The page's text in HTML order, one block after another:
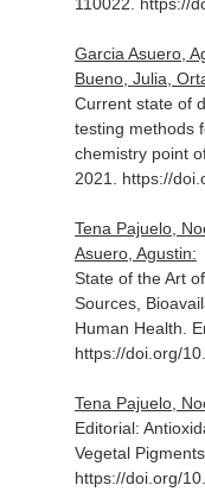
Garcia Asuero,
Bueno, Julia,
Current state of
testing methods
chemistry point
2021. https://
Tena Pajuelo,
Asuero, Agustin:
State of the Art
Sources,
Human Health.
https://doi.org/
Tena Pajuelo,
Editorial:
Vegetal Pigments.
https://doi.org/